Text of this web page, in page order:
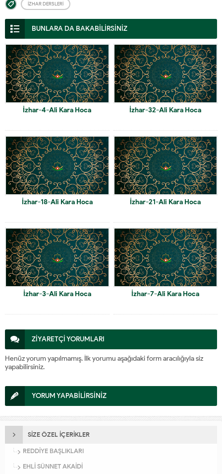
İZHAR DERSLERI
BUNLARA DA BAKABİLİRSİNİZ
İzhar-4-Ali Kara Hoca İzhar-32-Ali Kara Hoca
İzhar-18-Ali Kara Hoca İzhar-21-Ali Kara Hoca
İzhar-3-Ali Kara Hoca İzhar-7-Ali Kara Hoca
ZİYARETÇİ YORUMLARI
Henüz yorum yapılmamış. İlk yorumu aşağıdaki form aracılığıyla siz
yapabilirsiniz.
YORUM YAPABİLİRSİNİZ
SİZE ÖZEL İÇERİKLER
REDDİYE BAŞLIKLARI
EHLİ SÜNNET AKAİDİ